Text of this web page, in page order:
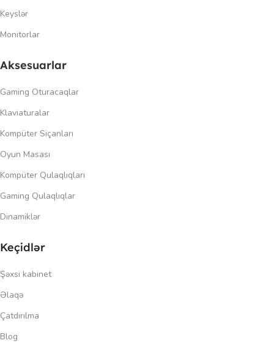
Keyslər
Monitorlar
Aksesuarlar
Gaming Oturacaqlar
Klaviaturalar
Kompüter Siçanları
Oyun Masası
Kompüter Qulaqlıqları
Gaming Qulaqlıqlar
Dinamiklər
Keçidlər
Şəxsi kabinet
Əlaqə
Çatdırılma
Blog